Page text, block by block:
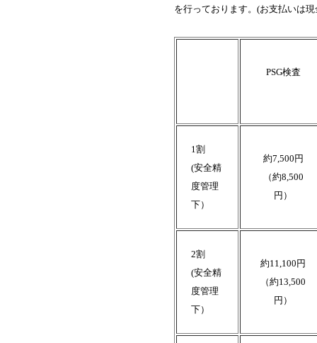
を行っております。(お支払いは
PSG検査
1割
(安全精
度管理
下）
約7,500円
（約8,500
円）
2割
(安全精
度管理
下）
約11,100円
（約13,500
円）